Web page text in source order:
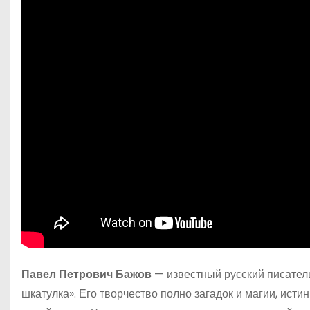
Павел Петрович Бажов — известный русский
шкатулка». Его творчество полно загадок и магии,